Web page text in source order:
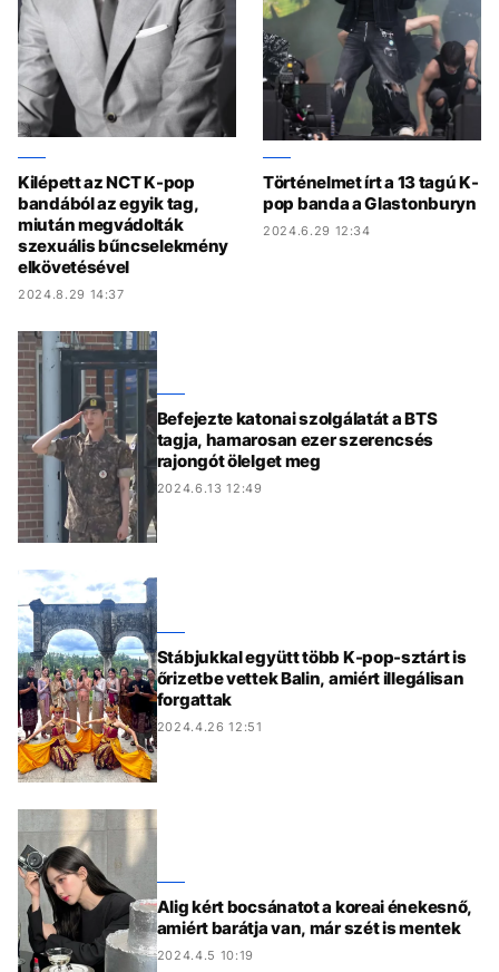
Kilépett az NCT K-pop
bandából az egyik tag,
miután megvádolták
szexuális bűncselekmény
elkövetésével
2024.8.29 14:37
Történelmet írt a 13 tagú K-
pop banda a Glastonburyn
2024.6.29 12:34
Befejezte katonai szolgálatát a BTS
tagja, hamarosan ezer szerencsés
rajongót ölelget meg
2024.6.13 12:49
Stábjukkal együtt több K-pop-sztárt is
őrizetbe vettek Balin, amiért illegálisan
forgattak
2024.4.26 12:51
Alig kért bocsánatot a koreai énekesnő,
amiért barátja van, már szét is mentek
2024.4.5 10:19